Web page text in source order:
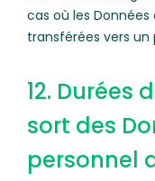
cas où les
transférées vers
12. Durées
sort des
personnel